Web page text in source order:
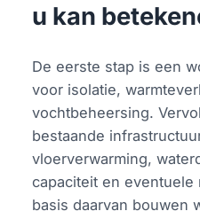
u kan
De eerste stap is een
voor isolatie,
vochtbeheersing.
bestaande
vloerverwarming,
capaciteit en eventuele
basis daarvan bouwen